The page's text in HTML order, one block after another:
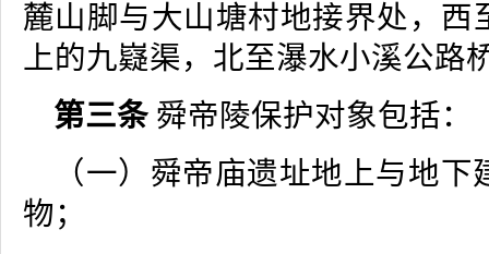
麓山脚与大山塘村地接界处，西
上的九嶷渠，北至瀑水小溪公路
第三条 舜帝陵保护对象包括：
（一）舜帝庙遗址地上与地
物；